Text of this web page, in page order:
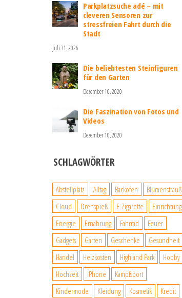
Parkplatzsuche adé – mit
cleveren Sensoren zur
stressfreien Fahrt durch die
Stadt
Juli 31, 2026
Die beliebtesten Steinfiguren
für den Garten
Dezember 10, 2020
Die Faszination von Fotos und
Videos
Dezember 10, 2020
SCHLAGWÖRTER
Abstellplatz Alltag Backofen
Blumenstrauß
Cloud
Drehspieß E-Zigarette
Einrichtung
Energie
Ernährung Fahrrad
Feuer
Gadgets
Garten Geschenke
Gesundheit
Handel
Heizkosten Highland Park
Hobby
Hochzeit
iPhone
Kampfsport
Kindermode
Kleidung Kosmetik Kredit